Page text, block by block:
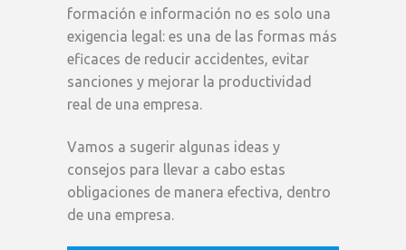
formación e información no es solo una
exigencia legal: es una de las formas más
eficaces de reducir accidentes, evitar
sanciones y mejorar la productividad
real de una empresa.
Vamos a sugerir algunas ideas y
consejos para llevar a cabo estas
obligaciones de manera efectiva, dentro
de una empresa.